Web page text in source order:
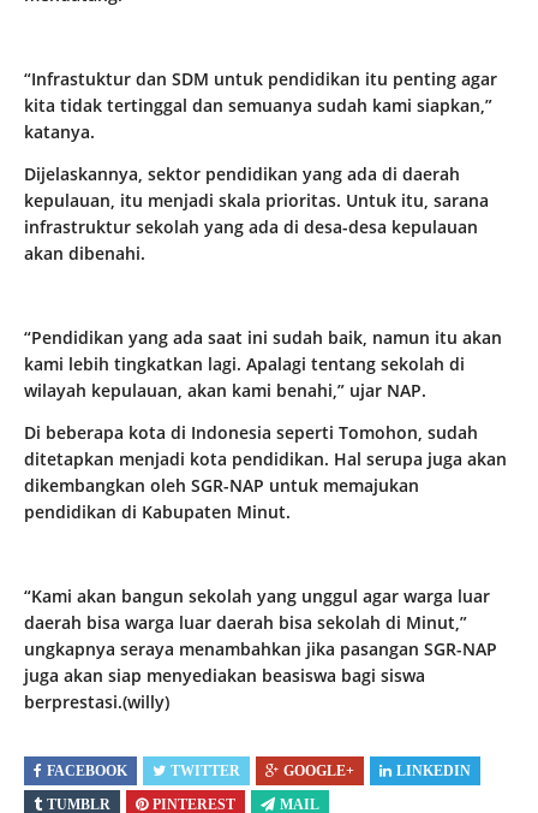
“Infrastuktur dan SDM untuk pendidikan itu penting agar
kita tidak tertinggal dan semuanya sudah kami siapkan,”
katanya.
Dijelaskannya, sektor pendidikan yang ada di daerah
kepulauan, itu menjadi skala prioritas. Untuk itu, sarana
infrastruktur sekolah yang ada di desa-desa kepulauan
akan dibenahi.
“Pendidikan yang ada saat ini sudah baik, namun itu akan
kami lebih tingkatkan lagi. Apalagi tentang sekolah di
wilayah kepulauan, akan kami benahi,” ujar NAP.
Di beberapa kota di Indonesia seperti Tomohon, sudah
ditetapkan menjadi kota pendidikan. Hal serupa juga akan
dikembangkan oleh SGR-NAP untuk memajukan
pendidikan di Kabupaten Minut.
“Kami akan bangun sekolah yang unggul agar warga luar
daerah bisa warga luar daerah bisa sekolah di Minut,”
ungkapnya seraya menambahkan jika pasangan SGR-NAP
juga akan siap menyediakan beasiswa bagi siswa
berprestasi.(willy)
FACEBOOK TWITTER GOOGLE+
LINKEDIN
TUMBLR
PINTEREST MAIL